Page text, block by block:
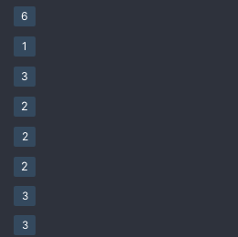
6
1
3
2
2
2
3
3